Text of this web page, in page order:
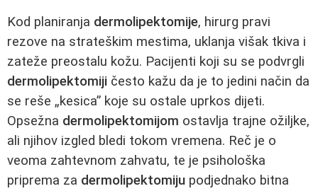
Kod planiranja dermolipektomije, hirurg pravi
rezove na strateškim mestima, uklanja višak tkiva i
zateže preostalu kožu. Pacijenti koji su se podvrgli
dermolipektomiji često kažu da je to jedini način da
se reše „kesica” koje su ostale uprkos dijeti.
Opsežna dermolipektomijom ostavlja trajne ožiljke,
ali njihov izgled bledi tokom vremena. Reč je o
veoma zahtevnom zahvatu, te je psihološka
priprema za dermolipektomiju podjednako bitna